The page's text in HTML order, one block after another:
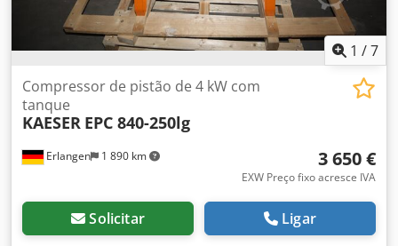
1 /7
Erlangen 1 890 km
Compressor de pistão de 4 kW com
tanque
KAESER EPC 840-250lg
3 650 €
EXW Preço fixo acresce IVA
Solicitar Ligar